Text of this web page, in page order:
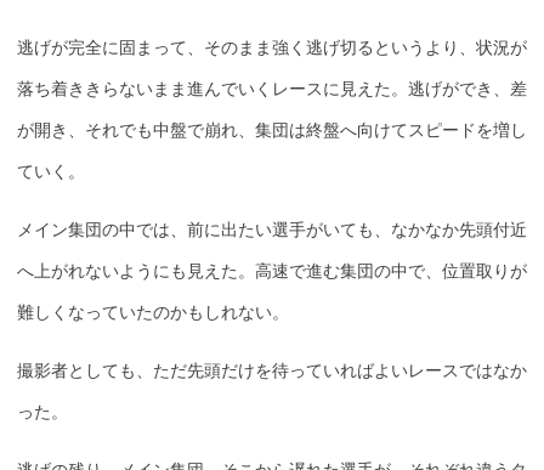
逃げが完全に固まって、そのまま強く逃げ切るというより、状況が
落ち着ききらないまま進んでいくレースに見えた。逃げができ、差
が開き、それでも中盤で崩れ、集団は終盤へ向けてスピードを増し
ていく。
メイン集団の中では、前に出たい選手がいても、なかなか先頭付近
へ上がれないようにも見えた。高速で進む集団の中で、位置取りが
難しくなっていたのかもしれない。
撮影者としても、ただ先頭だけを待っていればよいレースではなか
った。